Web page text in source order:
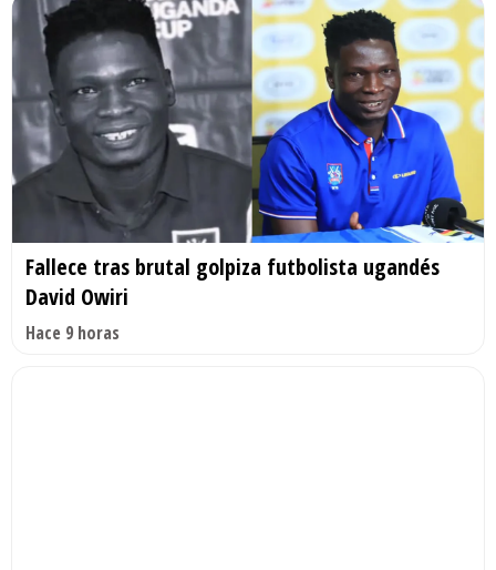
Fallece tras brutal golpiza futbolista ugandés
David Owiri
Hace 9 horas